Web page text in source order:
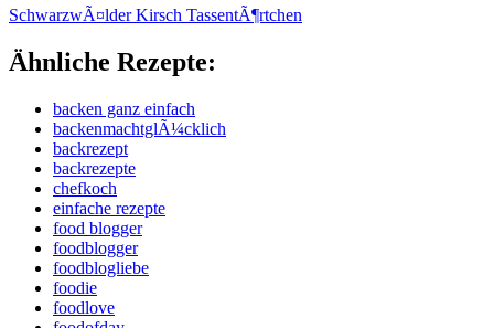
SchwarzwÃ¤lder Kirsch TassentÃ¶rtchen
Ähnliche Rezepte:
backen ganz einfach
backenmachtglÃ¼cklich
backrezept
backrezepte
chefkoch
einfache rezepte
food blogger
foodblogger
foodblogliebe
foodie
foodlove